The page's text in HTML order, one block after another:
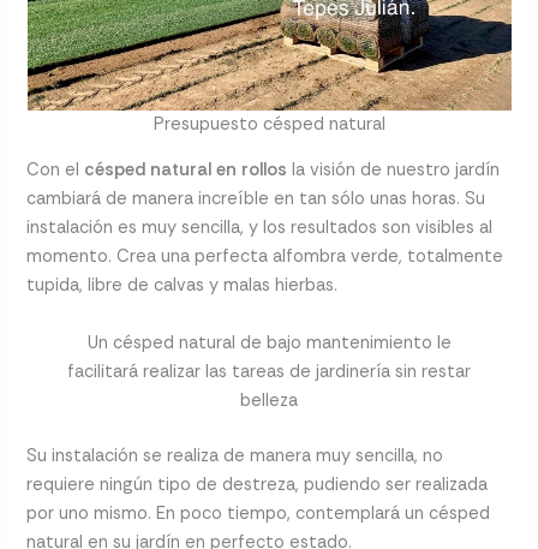
Presupuesto césped natural
Con el césped natural en rollos la visión de nuestro jardín
cambiará de manera increíble en tan sólo unas horas. Su
instalación es muy sencilla, y los resultados son visibles al
momento. Crea una perfecta alfombra verde, totalmente
tupida, libre de calvas y malas hierbas.
Un césped natural de bajo mantenimiento le
facilitará realizar las tareas de jardinería sin restar
belleza
Su instalación se realiza de manera muy sencilla, no
requiere ningún tipo de destreza, pudiendo ser realizada
por uno mismo. En poco tiempo, contemplará un césped
natural en su jardín en perfecto estado.